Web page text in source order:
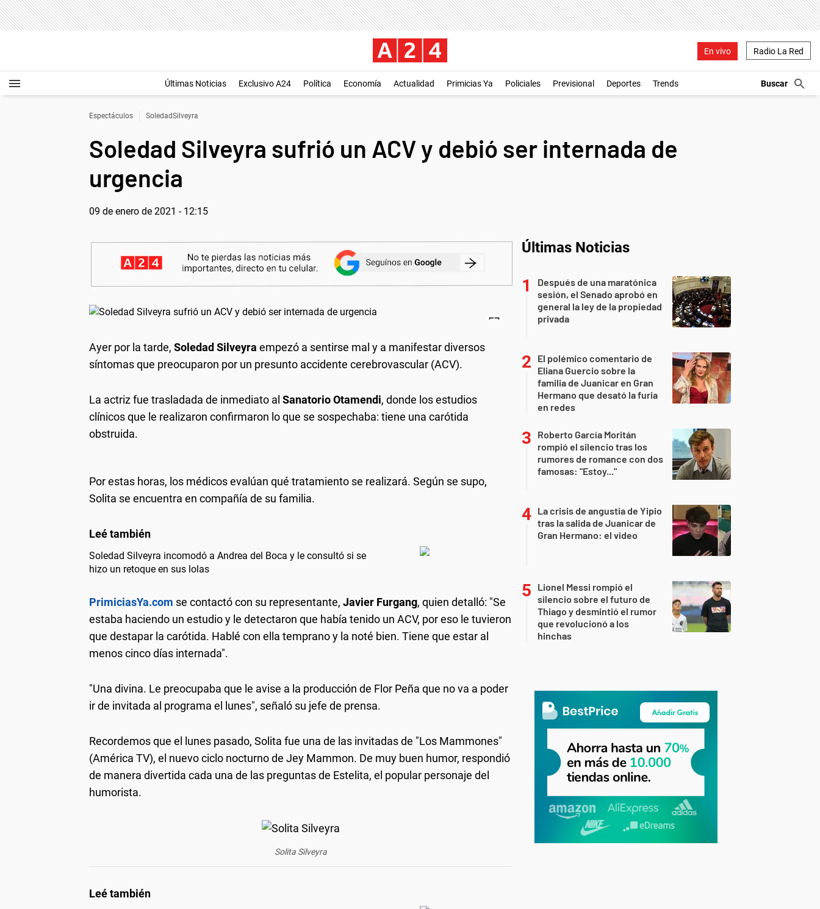
En vivo Radio La Red
Últimas Noticias Exclusivo A24 Política Economía Actualidad Primicias Ya Policiales Previsional Deportes Trends
Espectáculos SoledadSilveyra
Soledad Silveyra sufrió un ACV y debió ser internada de
urgencia
09 de enero de 2021 - 12:15
Ayer por la tarde, Soledad Silveyra empezó a sentirse mal y a manifestar diversos
síntomas que preocuparon por un presunto accidente cerebrovascular (ACV).
La actriz fue trasladada de inmediato al Sanatorio Otamendi, donde los estudios
clínicos que le realizaron confirmaron lo que se sospechaba: tiene una carótida
obstruida.
Por estas horas, los médicos evalúan qué tratamiento se realizará. Según se supo,
Solita se encuentra en compañía de su familia.
Soledad Silveyra incomodó a Andrea del Boca y le consultó si se
hizo un retoque en sus lolas
PrimiciasYa.com se contactó con su representante, Javier Furgang, quien detalló: "Se
estaba haciendo un estudio y le detectaron que había tenido un ACV, por eso le tuvieron
que destapar la carótida. Hablé con ella temprano y la noté bien. Tiene que estar al
menos cinco días internada".
"Una divina. Le preocupaba que le avise a la producción de Flor Peña que no va a poder
ir de invitada al programa el lunes", señaló su jefe de prensa.
Recordemos que el lunes pasado, Solita fue una de las invitadas de "Los Mammones"
(América TV), el nuevo ciclo nocturno de Jey Mammon. De muy buen humor, respondió
de manera divertida cada una de las preguntas de Estelita, el popular personaje del
humorista.
Solita Silveyra
Últimas Noticias
Después de una maratónica
sesión, el Senado aprobó en
general la ley de la propiedad
privada
El polémico comentario de
Eliana Guercio sobre la
familia de Juanicar en Gran
Hermano que desató la furia
en redes
Roberto García Moritán
rompió el silencio tras los
rumores de romance con dos
famosas: "Estoy..."
La crisis de angustia de Yipio
tras la salida de Juanicar de
Gran Hermano: el video
Lionel Messi rompió el
silencio sobre el futuro de
Thiago y desmintió el rumor
que revolucionó a los
hinchas